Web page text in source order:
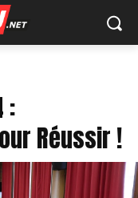
:
Réussir !